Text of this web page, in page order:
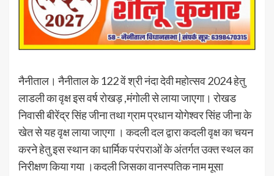
नैनीताल। नैनीताल के 122 वें श्री नंदा देवी महोत्सव 2024 हेतु
लाडली का वृक्ष इस वर्ष रोखड़ ,मंगोली से लाया जाएगा। रोखड
निवासी बीरेंद्र सिंह जीना तथा ग्राम प्रधान योगेश्वर सिंह जीना के
खेत से यह वृक्ष लाया जाएगा । कदली दल द्वारा कदली वृक्ष का चयन
करने हेतु इस स्थान का धार्मिक परंपराओं के अंतर्गत उक्त स्थल का
निरीक्षण किया गया ।कदली जिसका वानस्पतिक नाम मूसा